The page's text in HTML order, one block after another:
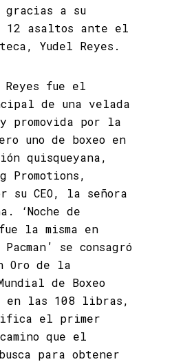
gracias a su
asaltos ante el
Yudel Reyes.
Reyes fue el
de una velada
promovida por la
uno de boxeo en
quisqueyana,
Promotions,
su CEO, la señora
‘Noche de
fue la misma en
se consagró
Oro de la
de Boxeo
en las 108 libras,
el primer
que el
para obtener